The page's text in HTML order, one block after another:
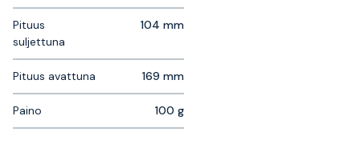
Pituus
suljettuna
104 mm
Pituus avattuna 169 mm
Paino 100 g